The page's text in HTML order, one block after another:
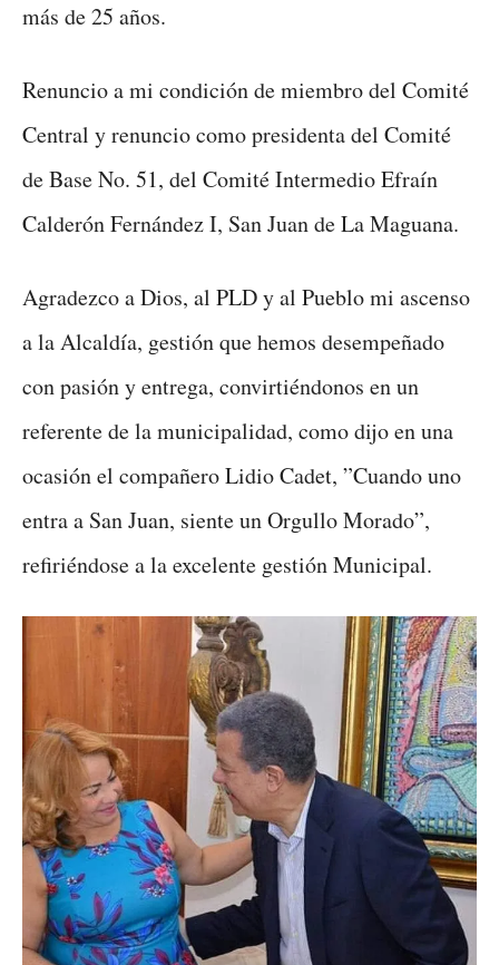
más de 25 años.
Renuncio a mi condición de miembro del Comité
Central y renuncio como presidenta del Comité
de Base No. 51, del Comité Intermedio Efraín
Calderón Fernández I, San Juan de La Maguana.
Agradezco a Dios, al PLD y al Pueblo mi ascenso
a la Alcaldía, gestión que hemos desempeñado
con pasión y entrega, convirtiéndonos en un
referente de la municipalidad, como dijo en una
ocasión el compañero Lidio Cadet, ”Cuando uno
entra a San Juan, siente un Orgullo Morado”,
refiriéndose a la excelente gestión Municipal.